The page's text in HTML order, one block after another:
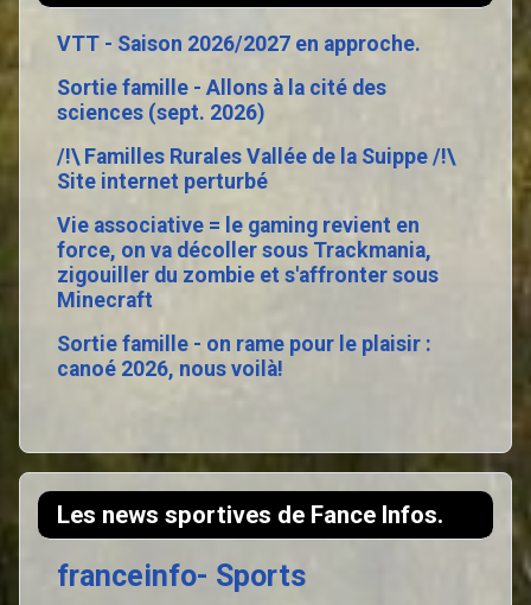
VTT - Saison 2026/2027 en approche.
Sortie famille - Allons à la cité des
sciences (sept. 2026)
/!\ Familles Rurales Vallée de la Suippe /!\
Site internet perturbé
Vie associative = le gaming revient en
force, on va décoller sous Trackmania,
zigouiller du zombie et s'affronter sous
Minecraft
Sortie famille - on rame pour le plaisir :
canoé 2026, nous voilà!
Les news sportives de Fance Infos.
franceinfo- Sports